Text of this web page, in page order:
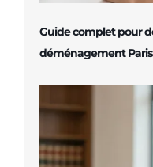
Guide complet pour
déménagement